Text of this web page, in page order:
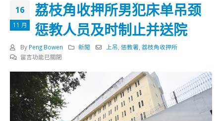
16
11 月
荔枝角收押所男犯床单吊颈
惩教人员及时制止并送院
By Peng Bowen 新聞 上吊,惩教署,荔枝角收押所
在
枝
收
押
所
留言功能已關閉